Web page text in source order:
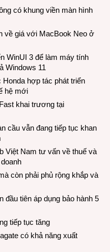
có khung viền màn hình
về giá với MacBook Neo ở
WinUI 3 để làm máy tính
Windows 11
hợp tác phát triển
hệ mới
khai trương tại
cầu vẫn đang tiếp tục khan
Việt Nam tư vấn về thuế và
còn phải phủ rộng khắp và
tiên áp dụng bảo hành 5
tiếp tục tăng
có khả năng xuất